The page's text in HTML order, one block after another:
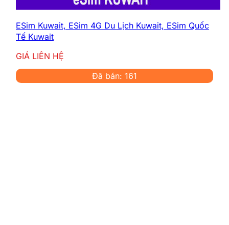
ESim Kuwait, ESim 4G Du Lịch Kuwait, ESim Quốc
Tế Kuwait
GIÁ LIÊN HỆ
Đã bán: 161